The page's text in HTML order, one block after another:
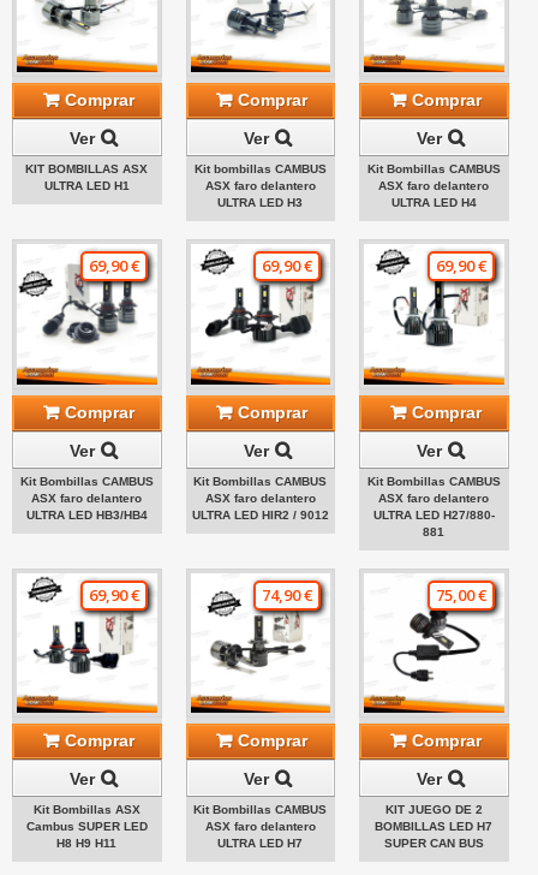
Comprar
Ver
KIT BOMBILLAS ASX
ULTRA LED H1
Comprar
Ver
Kit bombillas CAMBUS
ASX faro delantero
ULTRA LED H3
Comprar
Ver
Kit Bombillas CAMBUS
ASX faro delantero
ULTRA LED H4
69,90 €
Comprar
Ver
Kit Bombillas CAMBUS
ASX faro delantero
ULTRA LED HB3/HB4
69,90 €
Comprar
Ver
Kit Bombillas CAMBUS
ASX faro delantero
ULTRA LED HIR2 / 9012
69,90 €
Comprar
Ver
Kit Bombillas CAMBUS
ASX faro delantero
ULTRA LED H27/880-
881
69,90 €
Comprar
Ver
Kit Bombillas ASX
Cambus SUPER LED
H8 H9 H11
74,90 €
Comprar
Ver
Kit Bombillas CAMBUS
ASX faro delantero
ULTRA LED H7
75,00 €
Comprar
Ver
KIT JUEGO DE 2
BOMBILLAS LED H7
SUPER CAN BUS